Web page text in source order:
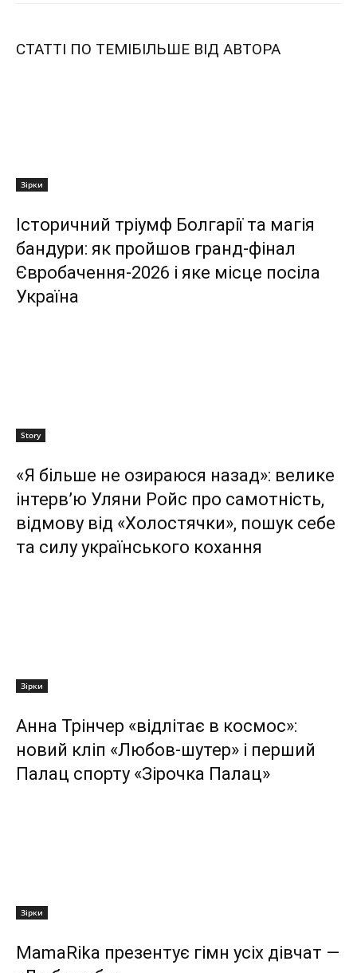
СТАТТІ ПО ТЕМІБІЛЬШЕ ВІД АВТОРА
Зірки
Історичний тріумф Болгарії та магія
бандури: як пройшов гранд-фінал
Євробачення-2026 і яке місце посіла
Україна
Story
«Я більше не озираюся назад»: велике
інтерв’ю Уляни Ройс про самотність,
відмову від «Холостячки», пошук себе
та силу українського кохання
Зірки
Анна Трінчер «відлітає в космос»:
новий кліп «Любов-шутер» і перший
Палац спорту «Зірочка Палац»
Зірки
MamaRika презентує гімн усіх дівчат —